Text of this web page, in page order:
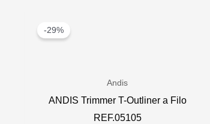
-29%
Andis
ANDIS Trimmer T-Outliner a Filo
REF.05105